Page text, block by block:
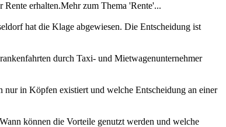
erhalten.Mehr zum Thema 'Rente'...
hat die Klage abgewiesen. Die Entscheidung ist
durch Taxi- und Mietwagenunternehmer
nur in Köpfen existiert und welche Entscheidung an einer
können die Vorteile genutzt werden und welche